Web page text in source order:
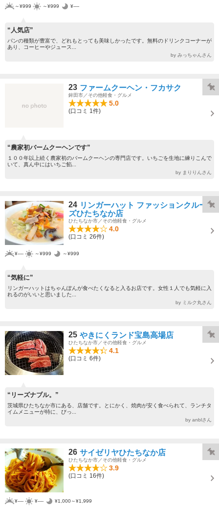
～¥999 ～¥999 ¥----
“人気店”
パンの種類が豊富で、どれもとっても美味しかったです。無料のドリンクコーナーが
あり、コーヒーやジュース...
by みっちゃんさん
23 ファームクーヘン・フカサク
鉾田市／その他軽食・グルメ
5.0
(口コミ 1件)
“農家初バームクーヘンです”
１００年以上続く農家初のバームクーヘンの専門店です。いちごを生地に練りこんで
いて、真ん中にはいちご餡...
by まりりんさん
24 リンガーハット ファッションクルー
ズひたちなか店
ひたちなか市／その他軽食・グルメ
4.0
(口コミ 26件)
¥---- ～¥999 ～¥999
“気軽に”
リンガーハットはちゃんぽんが食べたくなると入るお店です。女性１人でも気軽に入
れるのがいいと思いました...
by ミルク丸さん
25 やきにくランド宝島高場店
ひたちなか市／その他軽食・グルメ
4.1
(口コミ 6件)
“リーズナブル。”
茨城県ひたちなか市にある、店舗です。とにかく、焼肉が安く食べられて、ランチタ
イムメニューが特に、びっ...
by anblさん
26 サイゼリヤひたちなか店
ひたちなか市／その他軽食・グルメ
3.9
(口コミ 16件)
¥---- ¥---- ¥1,000～¥1,999